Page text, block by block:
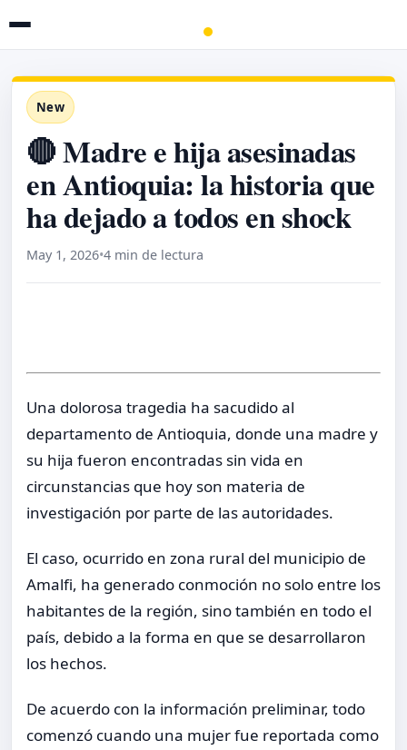
New
🔴 Madre e hija asesinadas
en Antioquia: la historia que
ha dejado a todos en shock
May 1, 2026•4 min de lectura
Una dolorosa tragedia ha sacudido al
departamento de Antioquia, donde una madre y
su hija fueron encontradas sin vida en
circunstancias que hoy son materia de
investigación por parte de las autoridades.
El caso, ocurrido en zona rural del municipio de
Amalfi, ha generado conmoción no solo entre los
habitantes de la región, sino también en todo el
país, debido a la forma en que se desarrollaron
los hechos.
De acuerdo con la información preliminar, todo
comenzó cuando una mujer fue reportada como